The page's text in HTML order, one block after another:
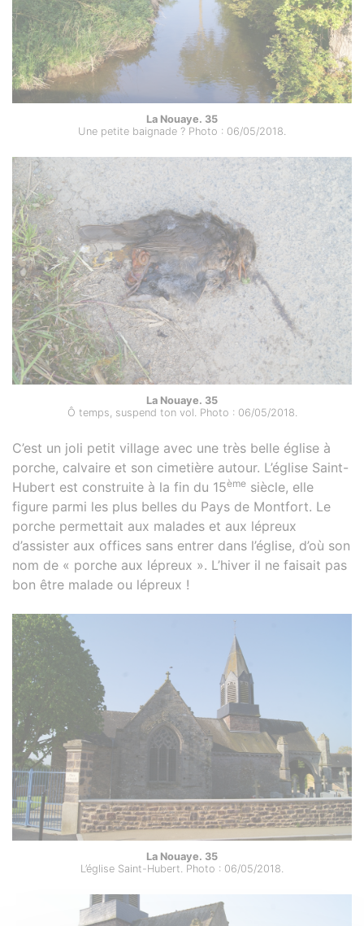
La Nouaye. 35
Une petite baignade ? Photo : 06/05/2018.
La Nouaye. 35
Ô temps, suspend ton vol. Photo : 06/05/2018.
C’est un joli petit village avec une très belle église à
porche, calvaire et son cimetière autour. L’église Saint-
Hubert est construite à la fin du 15ème siècle, elle
figure parmi les plus belles du Pays de Montfort. Le
porche permettait aux malades et aux lépreux
d’assister aux offices sans entrer dans l’église, d’où son
nom de « porche aux lépreux ». L’hiver il ne faisait pas
bon être malade ou lépreux !
La Nouaye. 35
L’église Saint-Hubert. Photo : 06/05/2018.